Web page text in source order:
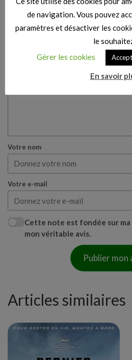
Titre de votre avis
Votre nom
Votre e-mail
Cette note est fondée sur
mon véritable avis.
Publier mon
Articles similaires
de navigation. Vous pouvez
paramètres et désactiver les
le
Gérer les cookies
En savoir